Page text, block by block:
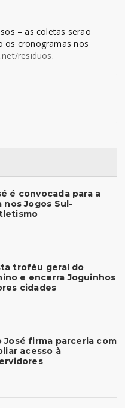
– as coletas serão
os cronogramas nos
residuos.
é convocada para a
nos Jogos Sul-
troféu geral do
e encerra Joguinhos
cidades
José firma parceria com
acesso à